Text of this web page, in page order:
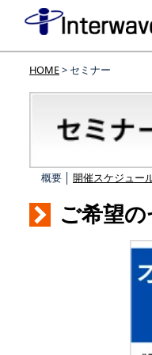
HOME> セミナー
概要 │ 開催スケジュー
ご希望